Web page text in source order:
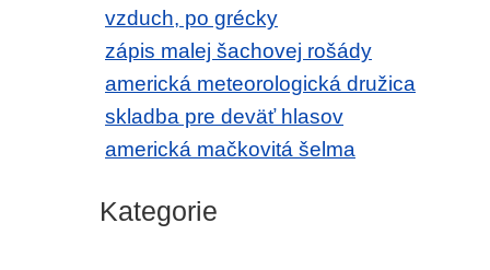
vzduch, po grécky
zápis malej šachovej rošády
americká meteorologická družica
skladba pre deväť hlasov
americká mačkovitá šelma
Kategorie